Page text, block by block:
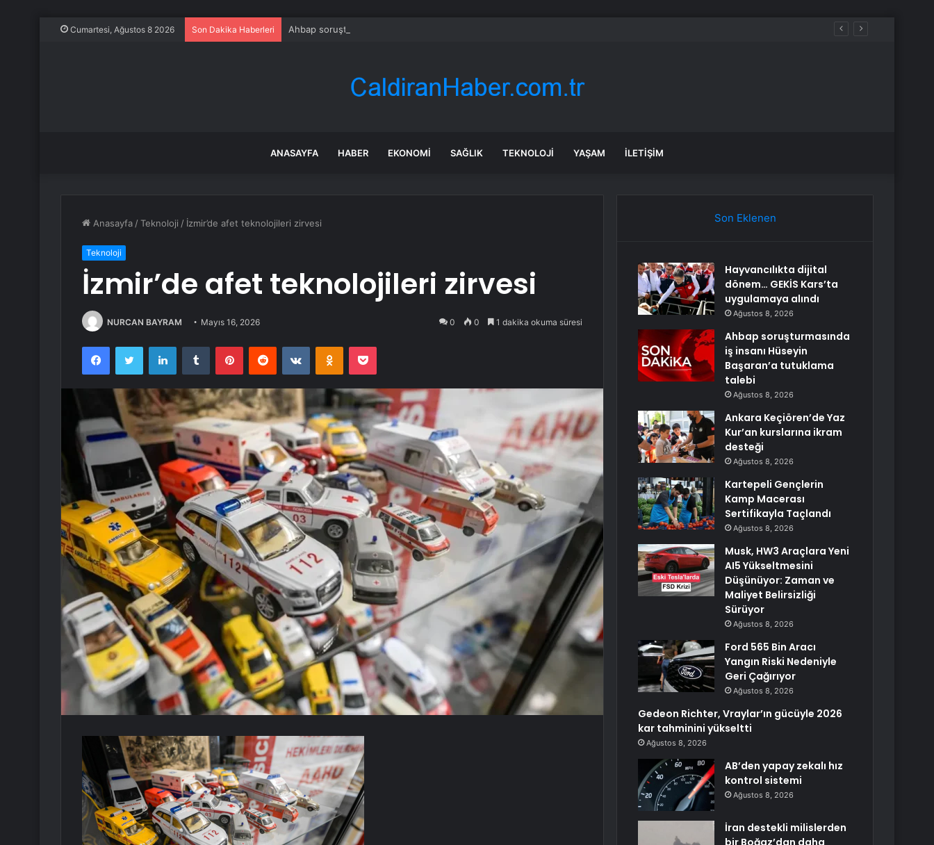
Cumartesi, Ağustos 8 2026 Son Dakika Haberleri Ahbap soruşturmasında iş insanı Hüseyin Başaran’a tutuklama talebi
ANASAYFA HABER EKONOMI SAĞLIK TEKNOLOJI YAŞAM İLETIŞIM
Anasayfa /Teknoloji / İzmir’de afet teknolojileri zirvesi
Teknoloji
İzmir’de afet teknolojileri zirvesi
NURCAN BAYRAM Mayıs 16, 2026 0 0 1 dakika okuma süresi
FacebookTwitter LinkedInTumblr PinterestReddit VKontakteOdnoklassniki
Pocket
Son Eklenen
Hayvancılıkta dijital
dönem… GEKİS Kars’ta
uygulamaya alındı
Ağustos 8, 2026
Ahbap soruşturmasında
iş insanı Hüseyin
Başaran’a tutuklama
talebi
Ağustos 8, 2026
Ankara Keçiören’de Yaz
Kur’an kurslarına ikram
desteği
Ağustos 8, 2026
Kartepeli Gençlerin
Kamp Macerası
Sertifikayla Taçlandı
Ağustos 8, 2026
Musk, HW3 Araçlara Yeni
AI5 Yükseltmesini
Düşünüyor: Zaman ve
Maliyet Belirsizliği
Sürüyor
Ağustos 8, 2026
Ford 565 Bin Aracı
Yangın Riski Nedeniyle
Geri Çağırıyor
Ağustos 8, 2026
Gedeon Richter, Vraylar’ın gücüyle 2026
kar tahminini yükseltti
Ağustos 8, 2026
AB’den yapay zekalı hız
kontrol sistemi
Ağustos 8, 2026
İran destekli milislerden
bir Boğaz’dan daha